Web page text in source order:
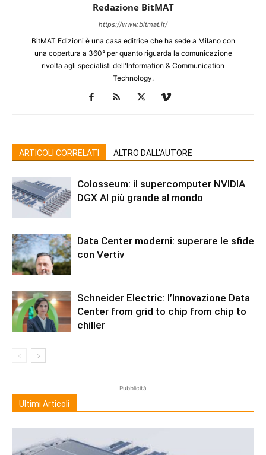
Redazione BitMAT
https://www.bitmat.it/
BitMAT Edizioni è una casa editrice che ha sede a Milano con
una copertura a 360° per quanto riguarda la comunicazione
rivolta agli specialisti dell'lnformation & Communication
Technology.
ARTICOLI CORRELATI ALTRO DALL'AUTORE
Colosseum: il supercomputer NVIDIA
DGX AI più grande al mondo
Data Center moderni: superare le sfide
con Vertiv
Schneider Electric: l’Innovazione Data
Center from grid to chip from chip to
chiller
Pubblicità
Ultimi Articoli